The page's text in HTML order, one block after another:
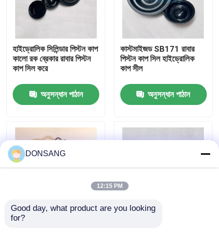
আমাদের সম্পর্কে
কারখানা ভ্রমণ
যোগাযোগ করুন
হাইড্রোলিক রক ব্রেকার
হাইড্রোলিক সিলিন্ডার পিস্টন কাপ
কালো রক ব্রেকার রাবার পিস্টন
কাপ সিল করে
অনুসন্ধান পাঠান
কাস্টমাইজড SB171 রাবার
পিস্টন কাপ সিল হাইড্রোলিক
কাপ সীল
অনুসন্ধান পাঠান
SB171 SOOSAN
DONSANG
12:15 PM
Good day, what product are you looking
for?